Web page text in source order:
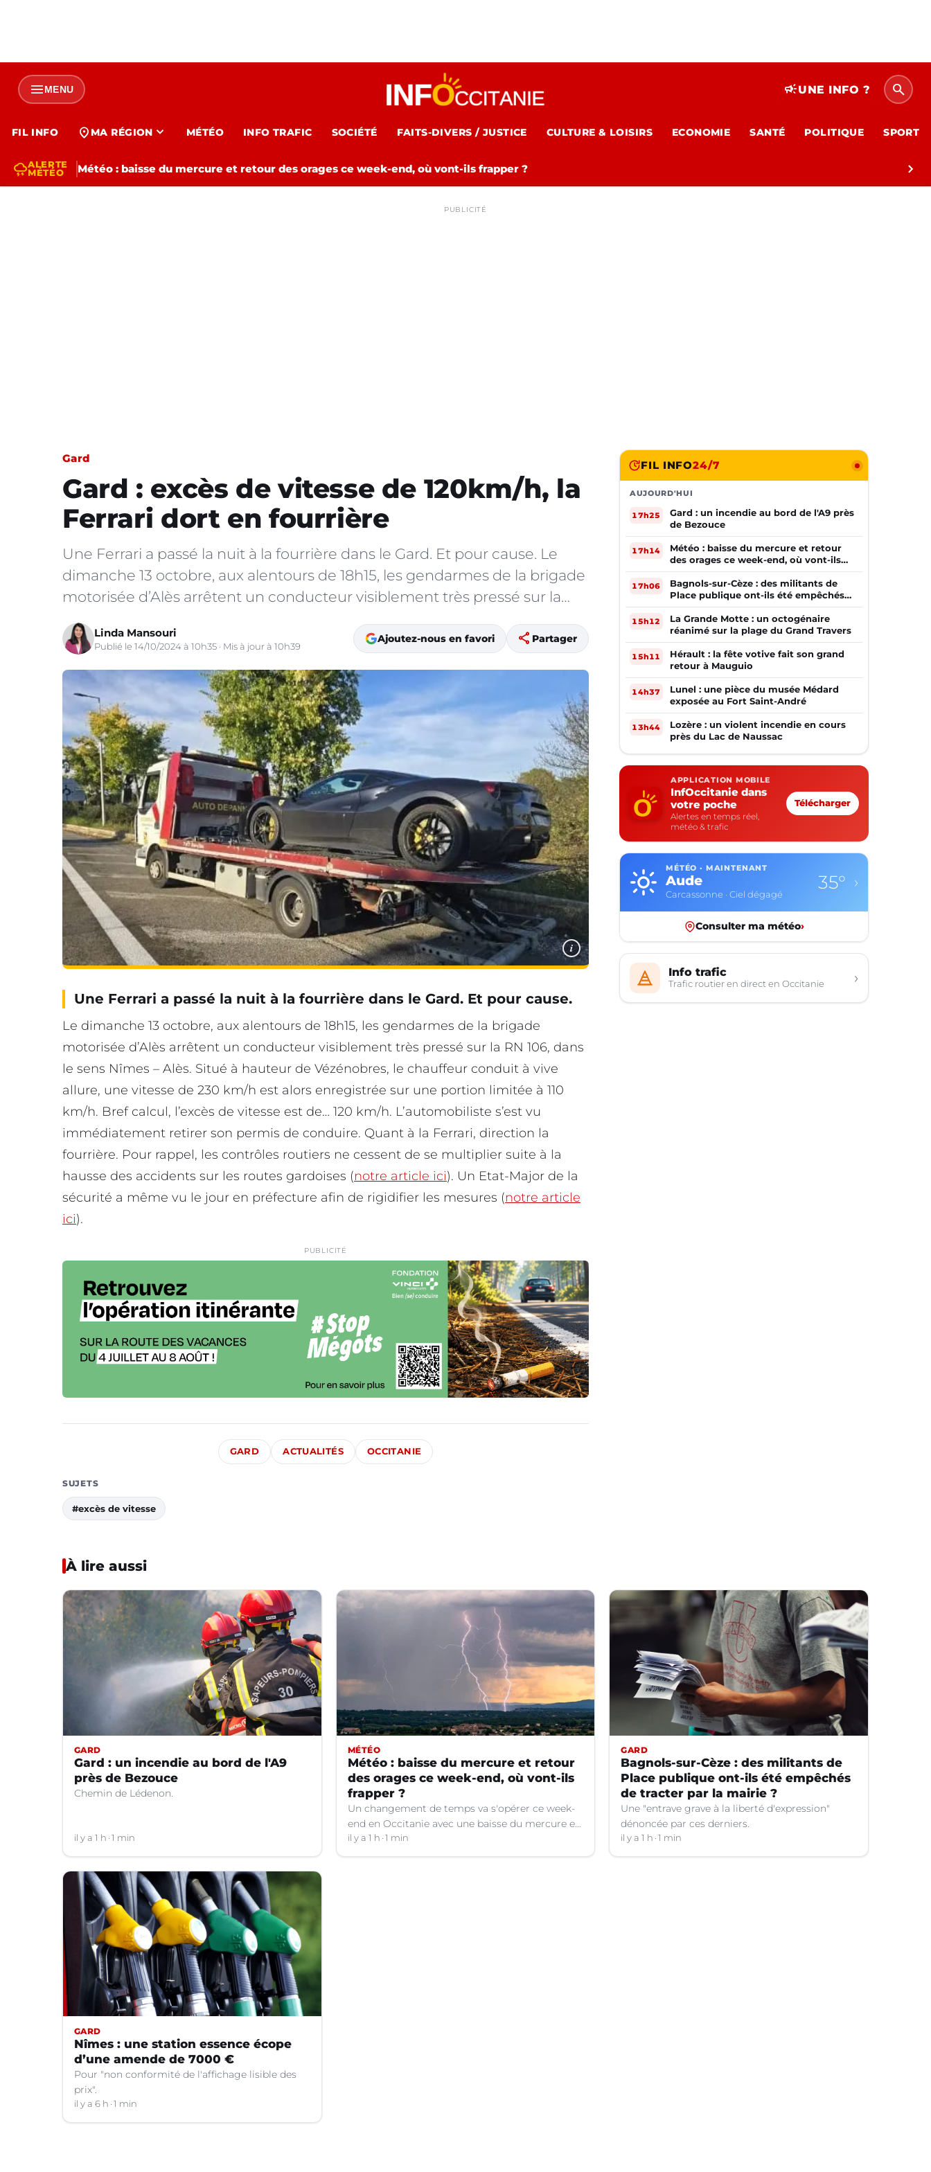
menuMENU campaignUNE INFO ? search
FIL INFO location_on MA RÉGION expand_more MÉTÉO INFO TRAFIC SOCIÉTÉ FAITS-DIVERS / JUSTICE CULTURE & LOISIRS ECONOMIE SANTÉ POLITIQUE SPORT
thunderstormALERTE
MÉTÉO
Météo : baisse du mercure et retour des orages ce week-end, où vont-ils frapper ? chevron_right
PUBLICITÉ
Gard
Gard : excès de vitesse de 120km/h, la
Ferrari dort en fourrière
Une Ferrari a passé la nuit à la fourrière dans le Gard. Et pour cause. Le
dimanche 13 octobre, aux alentours de 18h15, les gendarmes de la brigade
motorisée d’Alès arrêtent un conducteur visiblement très pressé sur la…
Linda Mansouri
Publié le 14/10/2024 à 10h35 · Mis à jour à 10h39
Ajoutez-nous en favori share Partager
i
Une Ferrari a passé la nuit à la fourrière dans le Gard. Et pour cause.
Le dimanche 13 octobre, aux alentours de 18h15, les gendarmes de la brigade
motorisée d’Alès arrêtent un conducteur visiblement très pressé sur la RN 106, dans
le sens Nîmes – Alès. Situé à hauteur de Vézénobres, le chauffeur conduit à vive
allure, une vitesse de 230 km/h est alors enregistrée sur une portion limitée à 110
km/h. Bref calcul, l’excès de vitesse est de… 120 km/h. L’automobiliste s’est vu
immédiatement retirer son permis de conduire. Quant à la Ferrari, direction la
fourrière. Pour rappel, les contrôles routiers ne cessent de se multiplier suite à la
hausse des accidents sur les routes gardoises (notre article ici). Un Etat-Major de la
sécurité a même vu le jour en préfecture afin de rigidifier les mesures (notre article
ici).
PUBLICITÉ
GARD ACTUALITÉS OCCITANIE
SUJETS
#excès de vitesse
FIL INFO24/7
AUJOURD'HUI
17h25
Gard : un incendie au bord de l'A9 près
de Bezouce
17h14
Météo : baisse du mercure et retour
des orages ce week-end, où vont-ils
frapper ?
17h06
Bagnols-sur-Cèze : des militants de
Place publique ont-ils été empêchés
de tracter par la mairie ?
15h12
La Grande Motte : un octogénaire
réanimé sur la plage du Grand Travers
15h11
Hérault : la fête votive fait son grand
retour à Mauguio
14h37
Lunel : une pièce du musée Médard
exposée au Fort Saint-André
13h44
Lozère : un violent incendie en cours
près du Lac de Naussac
APPLICATION MOBILE
InfOccitanie dans
votre poche
Alertes en temps réel,
météo & trafic
Télécharger
MÉTÉO · MAINTENANT
Aude
Carcassonne · Ciel dégagé
35° ›
Consulter ma météo›
Info trafic
Trafic routier en direct en Occitanie ›
À lire aussi
GARD
Gard : un incendie au bord de l'A9
près de Bezouce
Chemin de Lédenon.
il y a 1 h 1 min
MÉTÉO
Météo : baisse du mercure et retour
des orages ce week-end, où vont-ils
frapper ?
Un changement de temps va s'opérer ce week-
end en Occitanie avec une baisse du mercure et
le retour d'orages dans certains départements.
il y a 1 h 1 min
GARD
Bagnols-sur-Cèze : des militants de
Place publique ont-ils été empêchés
de tracter par la mairie ?
Une "entrave grave à la liberté d'expression"
dénoncée par ces derniers.
il y a 1 h 1 min
GARD
Nîmes : une station essence écope
d’une amende de 7000 €
Pour "non conformité de l'affichage lisible des
prix".
il y a 6 h 1 min